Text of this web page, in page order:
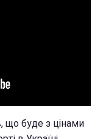
що буде з цінами